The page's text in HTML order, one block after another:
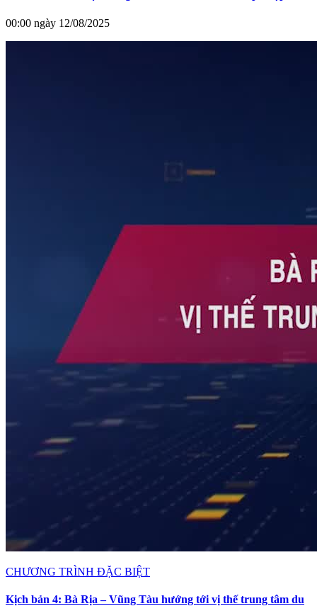
00:00 ngày 12/08/2025
CHƯƠNG TRÌNH ĐẶC BIỆT
Kịch bản 4: Bà Rịa – Vũng Tàu hướng tới vị thế trung tâm du